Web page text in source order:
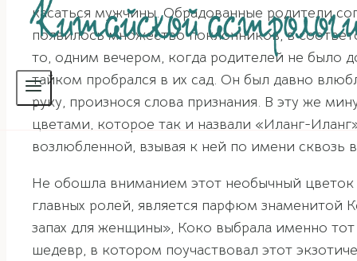
касаться мужчины. Обрадованные родители
появилось множество поклонников, в
то, одним вечером, когда родителей не было
тайком пробрался в их сад. Он был давно
руку, произнося слова признания. В эту же
цветами, которое так и назвали «Иланг-
возлюбленной, взывая к ней по имени сквозь
Не обошла вниманием этот необычный
главных ролей, является парфюм знаменитой
запах для женщины», Коко выбрала именно
шедевр, в котором поучаствовал этот